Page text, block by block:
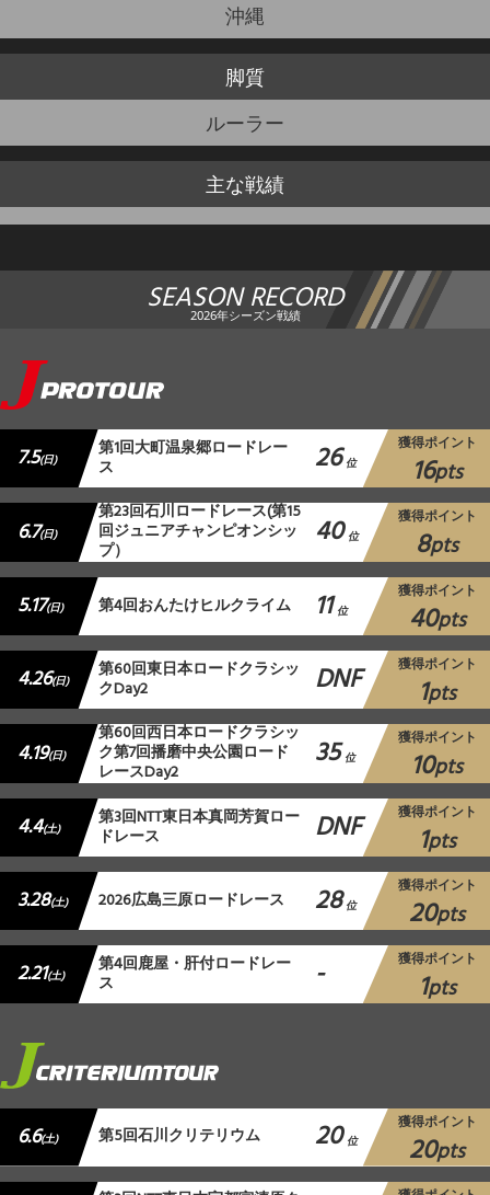
沖縄
脚質
ルーラー
主な戦績
SEASON RECORD
2026年シーズン戦績
7.5(日) 第1回大町温泉郷ロードレー
ス 26 位
獲得ポイント
16pts
6.7(日)
第23回石川ロードレース(第15
回ジュニアチャンピオンシッ
プ） 40 位
獲得ポイント
8pts
5.17(日) 第4回おんたけヒルクライム 11 位
獲得ポイント
40pts
4.26(日) 第60回東日本ロードクラシッ
クDay2 DNF 獲得ポイント
1pts
4.19(日)
第60回西日本ロードクラシッ
ク第7回播磨中央公園ロード
レースDay2 35 位
獲得ポイント
10pts
4.4(土) 第3回NTT東日本真岡芳賀ロー
ドレース DNF 獲得ポイント
1pts
3.28(土) 2026広島三原ロードレース 28 位
獲得ポイント
20pts
2.21(土) 第4回鹿屋・肝付ロードレー
ス - 獲得ポイント
1pts
6.6(土) 第5回石川クリテリウム 20 位
獲得ポイント
20pts